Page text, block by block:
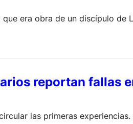
era obra de un discípulo de
reportan fallas
las primeras